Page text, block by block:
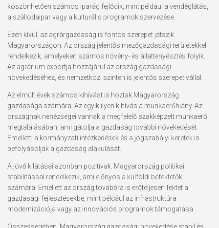
köszönhetően számos iparág fejlődik, mint például a vendéglátás,
a szállodaipar vagy a kulturális programok szervezése.
Ezen kívül, az agrárgazdaság is fontos szerepet játszik
Magyarországon. Az ország jelentős mezőgazdasági területekkel
rendelkezik, amelyeken számos növény- és állattenyésztés folyik.
Az agrárium exportja hozzájárul az ország gazdasági
növekedéséhez, és nemzetközi szinten is jelentős szerepet vállal.
Az elmúlt évek számos kihívást is hoztak Magyarország
gazdasága számára. Az egyik ilyen kihívás a munkaerőhiány. Az
országnak nehézségei vannak a megfelelő szakképzett munkaerő
megtalálásában, ami gátolja a gazdaság további növekedését.
Emellett, a kormányzati intézkedések és a jogszabályi keretek is
befolyásolják a gazdaság alakulását.
A jövő kilátásai azonban pozitívak. Magyarország politikai
stabilitással rendelkezik, ami előnyös a külföldi befektetők
számára. Emellett az ország továbbra is erőteljesen fektet a
gazdasági fejlesztésekbe, mint például az infrastruktúra
modernizációja vagy az innovációs programok támogatása.